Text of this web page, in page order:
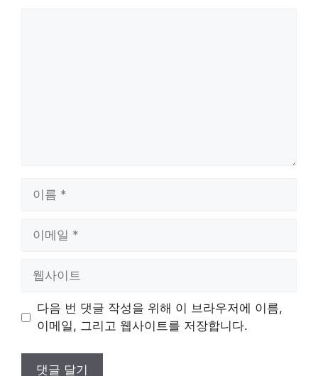
트
다음 번 댓글 작성을 위해 이 브라우저에 이름,
이메일, 그리고 웹사이트를 저장합니다.